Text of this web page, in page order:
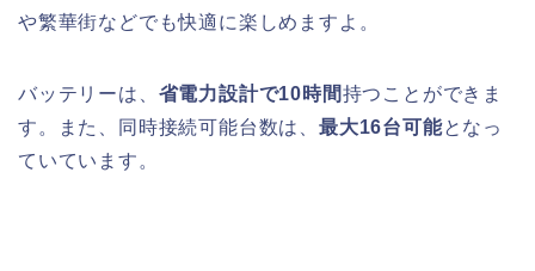
や繁華街などでも快適に楽しめますよ。
バッテリーは、 省電力設計で10時間持つことができま
す。また、同時接続可能台数は、 最大16台可能となっ
ていています。